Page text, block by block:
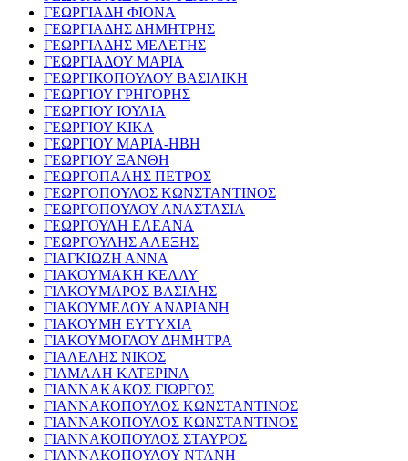
ΓΕΩΡΓΙΑΔΗ ΦΙΟΝΑ
ΓΕΩΡΓΙΑΔΗΣ ΔΗΜΗΤΡΗΣ
ΓΕΩΡΓΙΑΔΗΣ ΜΕΛΕΤΗΣ
ΓΕΩΡΓΙΑΔΟΥ ΜΑΡΙΑ
ΓΕΩΡΓΙΚΟΠΟΥΛΟΥ ΒΑΣΙΛΙΚΗ
ΓΕΩΡΓΙΟΥ ΓΡΗΓΟΡΗΣ
ΓΕΩΡΓΙΟΥ ΙΟΥΛΙΑ
ΓΕΩΡΓΙΟΥ ΚΙΚΑ
ΓΕΩΡΓΙΟΥ ΜΑΡΙΑ-ΗΒΗ
ΓΕΩΡΓΙΟΥ ΞΑΝΘΗ
ΓΕΩΡΓΟΠΑΛΗΣ ΠΕΤΡΟΣ
ΓΕΩΡΓΟΠΟΥΛΟΣ ΚΩΝΣΤΑΝΤΙΝΟΣ
ΓΕΩΡΓΟΠΟΥΛΟΥ ΑΝΑΣΤΑΣΙΑ
ΓΕΩΡΓΟΥΛΗ ΕΛΕΑΝΑ
ΓΕΩΡΓΟΥΛΗΣ ΑΛΕΞΗΣ
ΓΙΑΓΚΙΩΖΗ ΑΝΝΑ
ΓΙΑΚΟΥΜΑΚΗ ΚΕΛΛΥ
ΓΙΑΚΟΥΜΑΡΟΣ ΒΑΣΙΛΗΣ
ΓΙΑΚΟΥΜΕΛΟΥ ΑΝΔΡΙΑΝΗ
ΓΙΑΚΟΥΜΗ ΕΥΤΥΧΙΑ
ΓΙΑΚΟΥΜΟΓΛΟΥ ΔΗΜΗΤΡΑ
ΓΙΑΛΕΛΗΣ ΝΙΚΟΣ
ΓΙΑΜΑΛΗ ΚΑΤΕΡΙΝΑ
ΓΙΑΝΝΑΚΑΚΟΣ ΓΙΩΡΓΟΣ
ΓΙΑΝΝΑΚΟΠΟΥΛΟΣ ΚΩΝΣΤΑΝΤΙΝΟΣ
ΓΙΑΝΝΑΚΟΠΟΥΛΟΣ ΚΩΝΣΤΑΝΤΙΝΟΣ
ΓΙΑΝΝΑΚΟΠΟΥΛΟΣ ΣΤΑΥΡΟΣ
ΓΙΑΝΝΑΚΟΠΟΥΛΟΥ ΝΤΑΝΗ